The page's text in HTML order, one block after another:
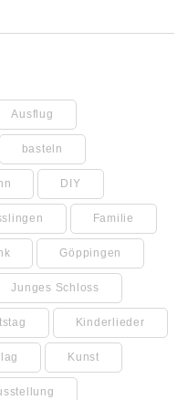
Ausflug
basteln
DIY
Familie
Göppingen
Junges Schloss
Kinderlieder
Kunst